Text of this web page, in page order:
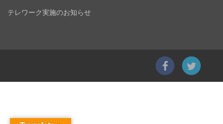
テレワーク実施のお知らせ